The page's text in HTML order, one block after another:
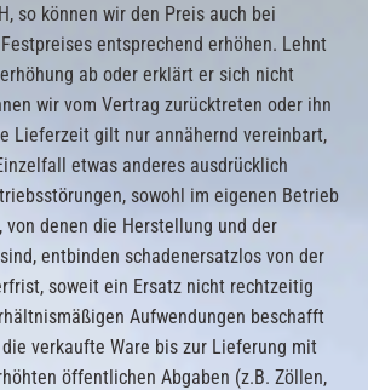
so können wir den Preis auch bei
entsprechend erhöhen. Lehnt
ab oder erklärt er sich nicht
wir vom Vertrag zurücktreten oder ihn
Lieferzeit gilt nur annähernd vereinbart,
etwas anderes ausdrücklich
sowohl im eigenen Betrieb
von denen die Herstellung und der
entbinden schadenersatzlos von der
soweit ein Ersatz nicht rechtzeitig
Aufwendungen beschafft
verkaufte Ware bis zur Lieferung mit
öffentlichen Abgaben (z.B. Zöllen,